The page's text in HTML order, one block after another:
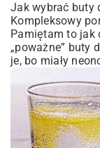
Jak wybrać buty
Kompleksowy
Pamiętam to jak
„poważne” buty
je, bo miały